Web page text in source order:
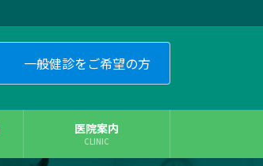
一般健診をご希望の方
医院案内
CLINIC